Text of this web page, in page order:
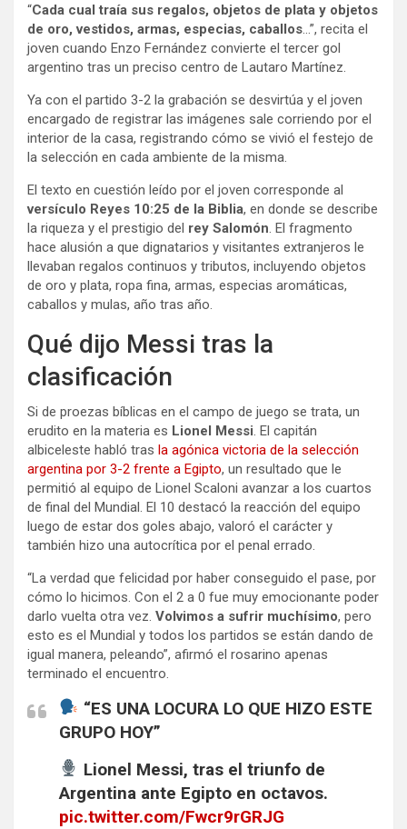
“Cada cual traía sus regalos, objetos de plata y objetos
de oro, vestidos, armas, especias, caballos …”, recita el
joven cuando Enzo Fernández convierte el tercer gol
argentino tras un preciso centro de Lautaro Martínez.
Ya con el partido 3-2 la grabación se desvirtúa y el joven
encargado de registrar las imágenes sale corriendo por el
interior de la casa, registrando cómo se vivió el festejo de
la selección en cada ambiente de la misma.
El texto en cuestión leído por el joven corresponde al
versículo Reyes 10:25 de la Biblia, en donde se describe
la riqueza y el prestigio del rey Salomón . El fragmento
hace alusión a que dignatarios y visitantes extranjeros le
llevaban regalos continuos y tributos, incluyendo objetos
de oro y plata, ropa fina, armas, especias aromáticas,
caballos y mulas, año tras año.
Qué dijo Messi tras la
clasificación
Si de proezas bíblicas en el campo de juego se trata, un
erudito en la materia es Lionel Messi . El capitán
albiceleste habló tras la agónica victoria de la selección
argentina por 3-2 frente a Egipto, un resultado que le
permitió al equipo de Lionel Scaloni avanzar a los cuartos
de final del Mundial. El 10 destacó la reacción del equipo
luego de estar dos goles abajo, valoró el carácter y
también hizo una autocrítica por el penal errado.
“La verdad que felicidad por haber conseguido el pase, por
cómo lo hicimos. Con el 2 a 0 fue muy emocionante poder
darlo vuelta otra vez. Volvimos a sufrir muchísimo, pero
esto es el Mundial y todos los partidos se están dando de
igual manera, peleando”, afirmó el rosarino apenas
terminado el encuentro.
“ES UNA LOCURA LO QUE HIZO ESTE
GRUPO HOY”
Lionel Messi, tras el triunfo de
Argentina ante Egipto en octavos.
pic.twitter.com/Fwcr9rGRJG